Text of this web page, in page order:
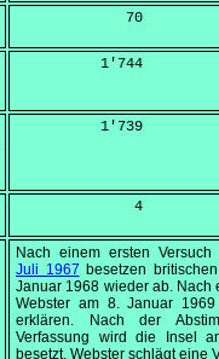
             70
          1'744
          1'739
              4
Nach einem ersten
Juli 1967 besetzen
Januar 1968 wieder ab. Nach
Webster am 8. Januar 1969
erklären. Nach der
Verfassung wird die Insel
besetzt. Webster schlägt eine